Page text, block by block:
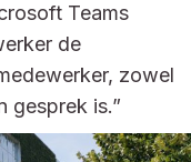
Teams
de
zowel
gesprek is.”